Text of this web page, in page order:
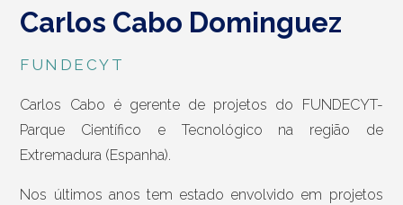
Carlos Cabo Dominguez
FUNDECYT
Carlos Cabo é gerente de projetos do FUNDECYT-
Parque Científico e Tecnológico na região de
Extremadura (Espanha).
Nos últimos anos tem estado envolvido em projetos